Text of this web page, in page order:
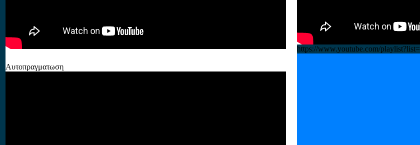
https://www.youtube.com/playlist?list=
Αυτοπραγματωση